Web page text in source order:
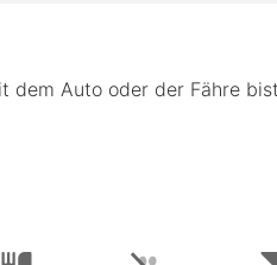
dem Auto oder der Fähre